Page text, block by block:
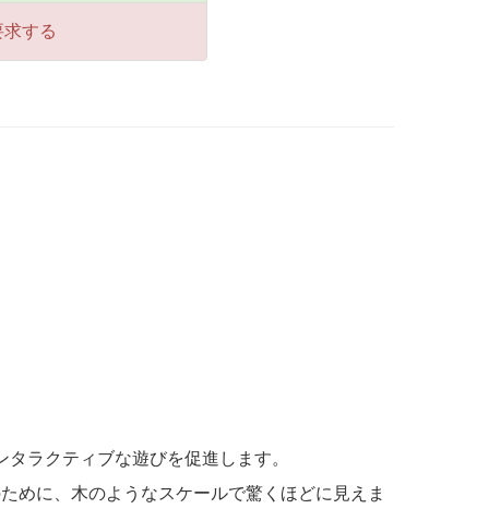
する
ラクティブな遊びを促進します。
めに、木のようなスケールで驚くほどに見えま